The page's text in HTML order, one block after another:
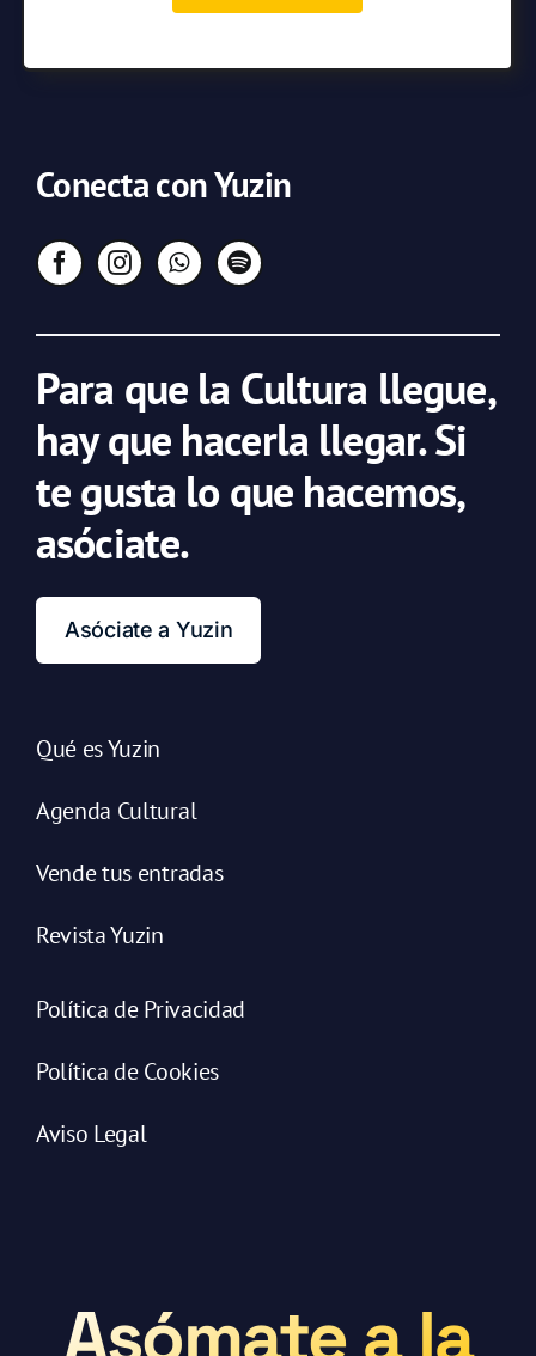
Conecta con Yuzin
Para que la Cultura llegue,
hay que hacerla llegar. Si
te gusta lo que hacemos,
asóciate.
Asóciate a Yuzin
Qué es Yuzin
Agenda Cultural
Vende tus entradas
Revista Yuzin
Política de Privacidad
Política de Cookies
Aviso Legal